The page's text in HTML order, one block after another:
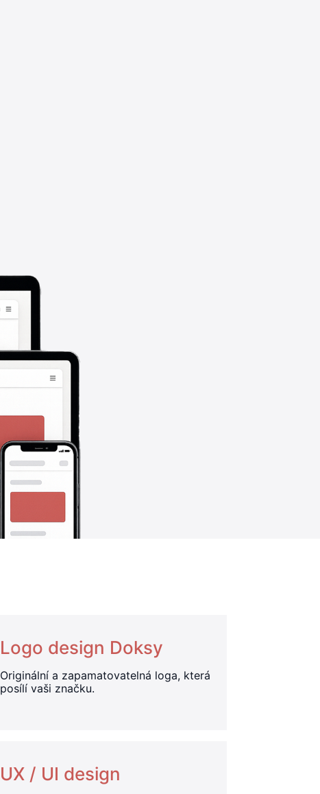
Logo design Doksy
Originální a zapamatovatelná loga, která
posílí vaši značku.
UX / UI design